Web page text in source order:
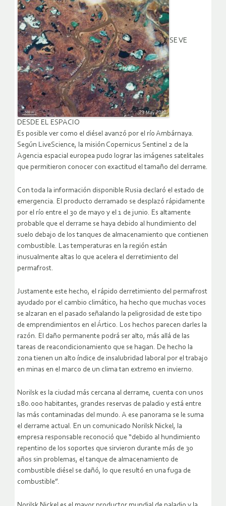
SE VE
DESDE EL ESPACIO
Es posible ver como el diésel avanzó por el río Ambárnaya.
Según LiveScience, la misión Copernicus Sentinel 2 de la
Agencia espacial europea pudo lograr las imágenes satelitales
que permitieron conocer con exactitud el tamaño del derrame.
Con toda la información disponible Rusia declaró el estado de
emergencia. El producto derramado se desplazó rápidamente
por el río entre el 30 de mayo y el 1 de junio. Es altamente
probable que el derrame se haya debido al hundimiento del
suelo debajo de los tanques de almacenamiento que contienen
combustible. Las temperaturas en la región están
inusualmente altas lo que acelera el derretimiento del
permafrost.
Justamente este hecho, el rápido derretimiento del permafrost
ayudado por el cambio climático, ha hecho que muchas voces
se alzaran en el pasado señalando la peligrosidad de este tipo
de emprendimientos en el Ártico. Los hechos parecen darles la
razón. El daño permanente podrá ser alto, más allá de las
tareas de reacondicionamiento que se hagan. De hecho la
zona tienen un alto índice de insalubridad laboral por el trabajo
en minas en el marco de un clima tan extremo en invierno.
Norilsk es la ciudad más cercana al derrame, cuenta con unos
180.000 habitantes, grandes reservas de paladio y está entre
las más contaminadas del mundo. A ese panorama se le suma
el derrame actual. En un comunicado Norilsk Nickel, la
empresa responsable reconoció que “debido al hundimiento
repentino de los soportes que sirvieron durante más de 30
años sin problemas, el tanque de almacenamiento de
combustible diésel se dañó, lo que resultó en una fuga de
combustible”.